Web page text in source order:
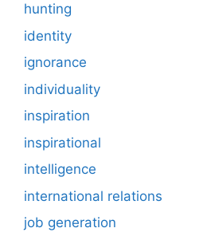
hunting
identity
ignorance
individuality
inspiration
inspirational
intelligence
international relations
job generation